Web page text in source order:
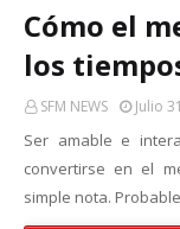
Cómo el
los
SFM NEWS Julio
Ser amable e
convertirse en el
simple nota.